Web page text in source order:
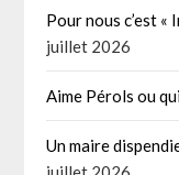
Pour nous c’est
juillet 2026
Aime Pérols ou
Un maire